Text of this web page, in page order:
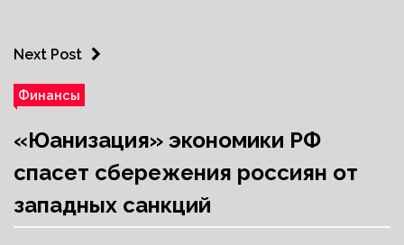
Next Post
Финансы
«Юанизация» экономики РФ
спасет сбережения россиян от
западных санкций